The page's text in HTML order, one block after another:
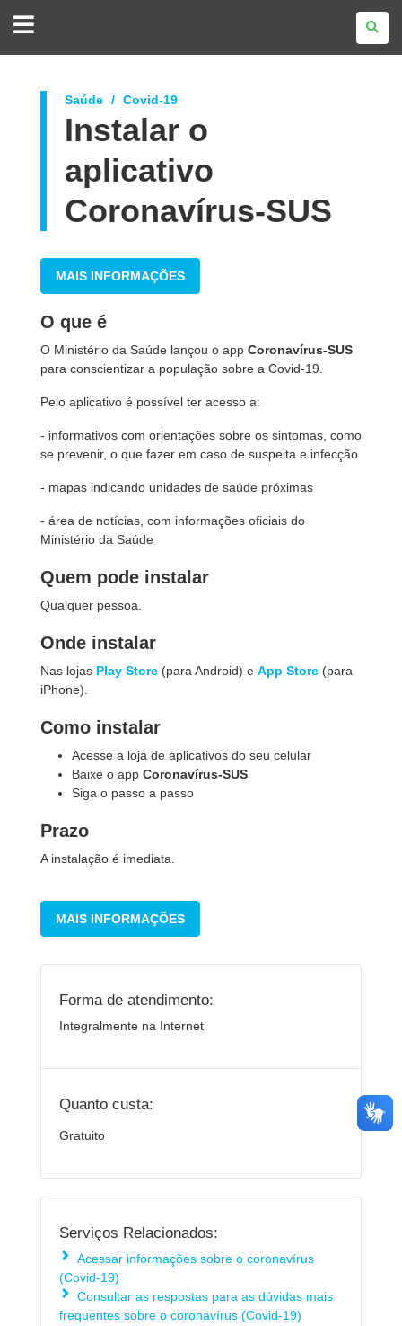
DO
Saúde Covid-19
Instalar o
aplicativo
Coronavírus-SUS
MAIS INFORMAÇÕES
O que é
O Ministério da Saúde lançou o app Coronavírus-SUS
para conscientizar a população sobre a Covid-19.
Pelo aplicativo é possível ter acesso a:
- informativos com orientações sobre os sintomas, como
se prevenir, o que fazer em caso de suspeita e infecção
- mapas indicando unidades de saúde próximas
- área de notícias, com informações oficiais do
Ministério da Saúde
Quem pode instalar
Qualquer pessoa.
Onde instalar
Nas lojas Play Store (para Android) e App Store (para
iPhone).
Como instalar
Acesse a loja de aplicativos do seu celular
Baixe o app Coronavírus-SUS
Siga o passo a passo
Prazo
A instalação é imediata.
MAIS INFORMAÇÕES
Forma de atendimento:
Integralmente na Internet
Quanto custa:
Gratuito
Serviços Relacionados:
Acessar informações sobre o coronavírus
(Covid-19)
Consultar as respostas para as dúvidas mais
frequentes sobre o coronavírus (Covid-19)